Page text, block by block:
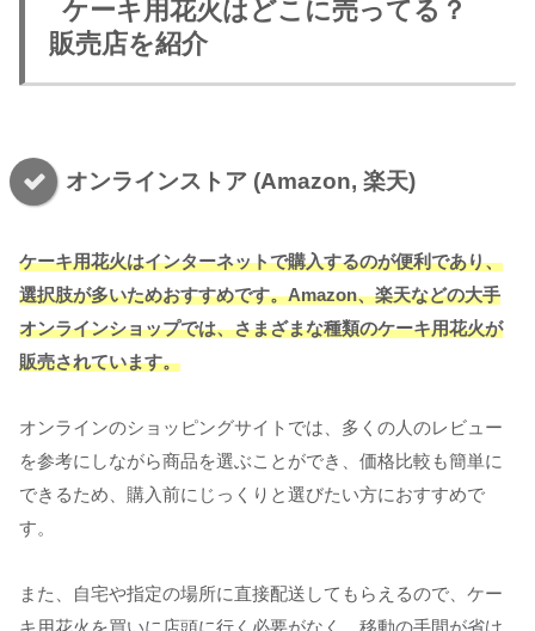
ケーキ用花火はどこに売ってる？
販売店を紹介
オンラインストア (Amazon, 楽天)
ケーキ用花火はインターネットで購入するのが便利であり、
選択肢が多いためおすすめです。Amazon、楽天などの大手
オンラインショップでは、さまざまな種類のケーキ用花火が
販売されています。
オンラインのショッピングサイトでは、多くの人のレビュー
を参考にしながら商品を選ぶことができ、価格比較も簡単に
できるため、購入前にじっくりと選びたい方におすすめで
す。
また、自宅や指定の場所に直接配送してもらえるので、ケー
キ用花火を買いに店頭に行く必要がなく、移動の手間が省け